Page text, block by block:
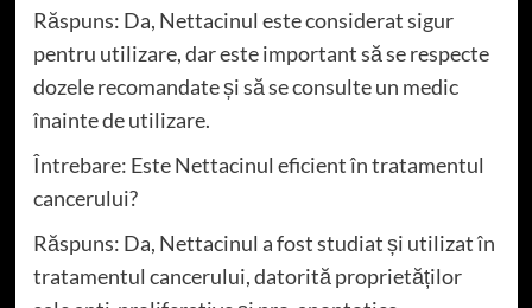
Răspuns: Da, Nettacinul este considerat sigur
pentru utilizare, dar este important să se respecte
dozele recomandate și să se consulte un medic
înainte de utilizare.
Întrebare: Este Nettacinul eficient în tratamentul
cancerului?
Răspuns: Da, Nettacinul a fost studiat și utilizat în
tratamentul cancerului, datorită proprietăților